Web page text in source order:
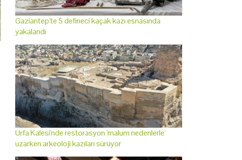
Gaziantep'te 5 defineci kaçak kazı esnasında
yakalandı
Urfa Kalesi'nde restorasyon 'malum nedenlerle'
uzarken arkeoloji kazıları sürüyor